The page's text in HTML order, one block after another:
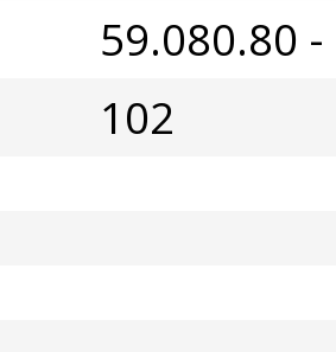
59.080.80
102